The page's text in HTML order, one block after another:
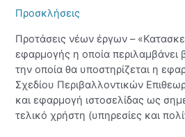
Προσκλήσεις
Προτάσεις νέων έργων –
εφαρμογής η οποία
την οποία θα υποστηρίζεται η
Σχεδίου Περιβαλλοντικών
και εφαρμογή ιστοσελίδας ως
τελικό χρήστη (υπηρεσίες και
με
την
οποία
θα
υποστηρίζεται
η
εφαρμογή
του